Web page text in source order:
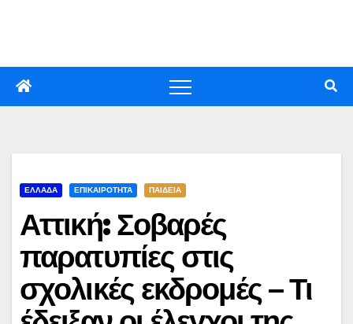
ΕΛΛΑΔΑ ΕΠΙΚΑΙΡΟΤΗΤΑ ΠΑΙΔΕΙΑ
Αττική: Σοβαρές
παρατυπίες στις
σχολικές εκδρομές – Τι